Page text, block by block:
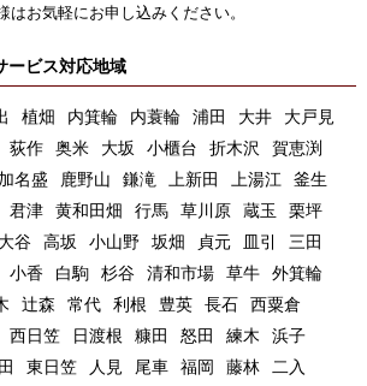
はお気軽にお申し込みください。
ービス対応地域
植畑 内箕輪 内蓑輪 浦田 大井
大戸見
荻作 奥米 大坂 小櫃台 折木沢
賀恵渕
加名盛 鹿野山 鎌滝 上新田 上湯江
釜生
君津 黄和田畑 行馬 草川原 蔵玉
栗坪
谷 高坂 小山野 坂畑 貞元 皿引
三田
小香 白駒 杉谷 清和市場 草牛
外箕輪
辻森 常代 利根 豊英 長石
西粟倉
西日笠 日渡根 糠田 怒田 練木
浜子
東日笠 人見 尾車 福岡 藤林
二入